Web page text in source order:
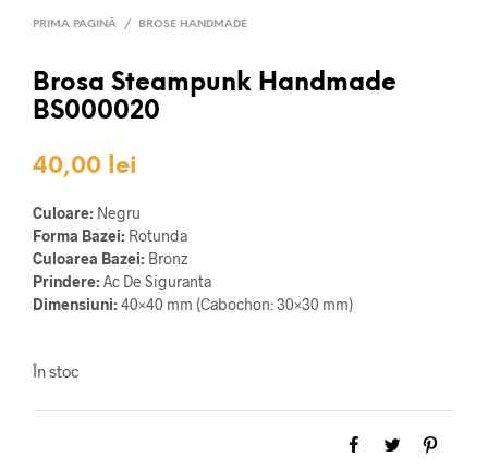
PRIMA PAGINĂ / BROSE HANDMADE
Brosa Steampunk Handmade
BS000020
40,00 lei
Culoare: Negru
Forma Bazei: Rotunda
Culoarea Bazei: Bronz
Prindere:Ac De Siguranta
Dimensiuni:40×40 mm (Cabochon: 30×30 mm)
În stoc